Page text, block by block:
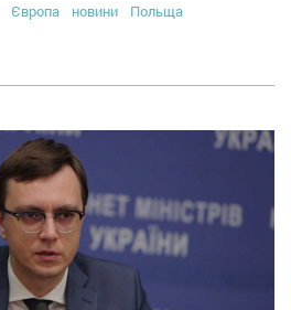
Європа новини Польща